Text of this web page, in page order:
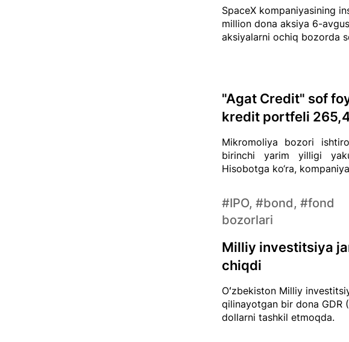
SpaceX kompaniyasining
million dona aksiya 6-
aksiyalarni ochiq bozorda
Mikromoliya bozori
birinchi yarim yilligi
Hisobotga ko‘ra,
"Agat Credit" sof
kredit portfeli
Oʻzbekiston Milliy
qilinayotgan bir dona GDR
dollarni tashkil etmoqda.
Milliy investitsiya
chiqdi
#IPO, #bond, #fond
bozorlari